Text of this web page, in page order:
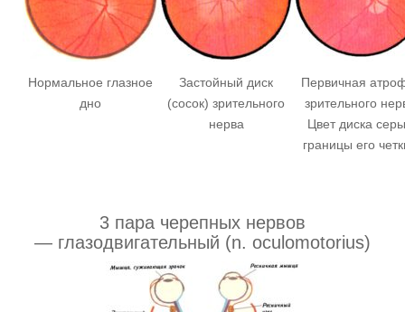
Нормальное глазное
дно
Застойный диск
(сосок) зрительного
нерва
Первичная
зрительного
Цвет диска
границы его
3 пара черепных нервов
— глазодвигательный (n. oculomotorius)